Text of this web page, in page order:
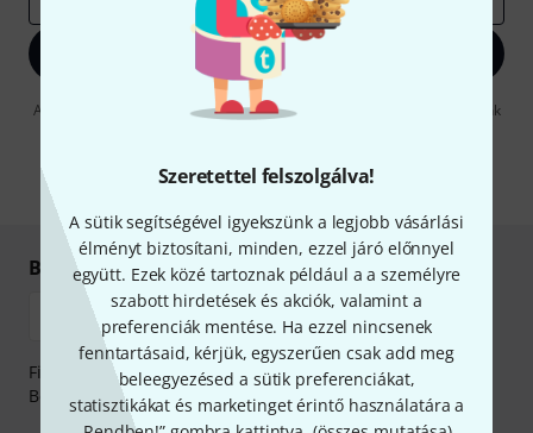
Szeretettel felszolgálva!
A sütik segítségével igyekszünk a legjobb vásárlási
élményt biztosítani, minden, ezzel járó előnnyel
együtt. Ezek közé tartoznak például a a személyre
szabott hirdetések és akciók, valamint a
preferenciák mentése. Ha ezzel nincsenek
fenntartásaid, kérjük, egyszerűen csak add meg
beleegyezésed a sütik preferenciákat,
statisztikákat és marketinget érintő használatára a
Bejelentkezés
A "Bejelentkezés" gombra kattintva elfogadja, hogy e-mailben küldjünk
* Kitöltés kötelező
Biztonságos vásárlás és fizetés
Fizessen biztonságosan, titkosítással: Banki átutalás vagy
Betéti- vagy hitelkártya segítségével